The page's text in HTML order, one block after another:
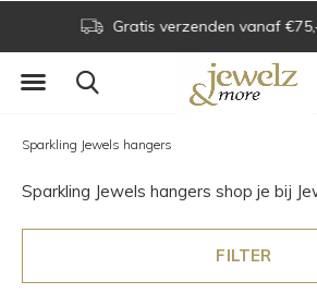
Voor 16.00 uur besteld is
Sparkling Jewels hangers
Sparkling Jewels hangers shop je bij
FILTER